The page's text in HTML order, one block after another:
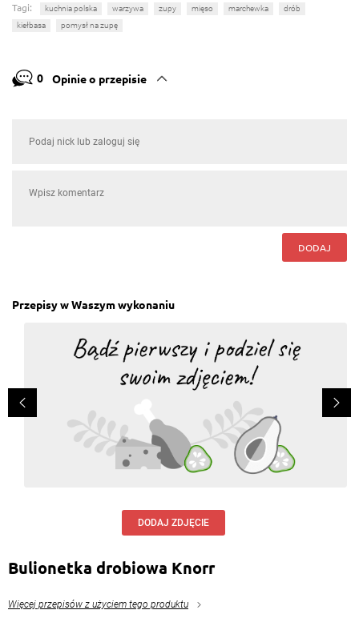
Tagi: kuchnia polska warzywa zupy mięso marchewka
drób
kiełbasa
pomysł na zupę
0 Opinie o przepisie
DODAJ
Przepisy w Waszym wykonaniu
DODAJ ZDJĘCIE
Bulionetka drobiowa Knorr
Więcej przepisów z użyciem tego produktu